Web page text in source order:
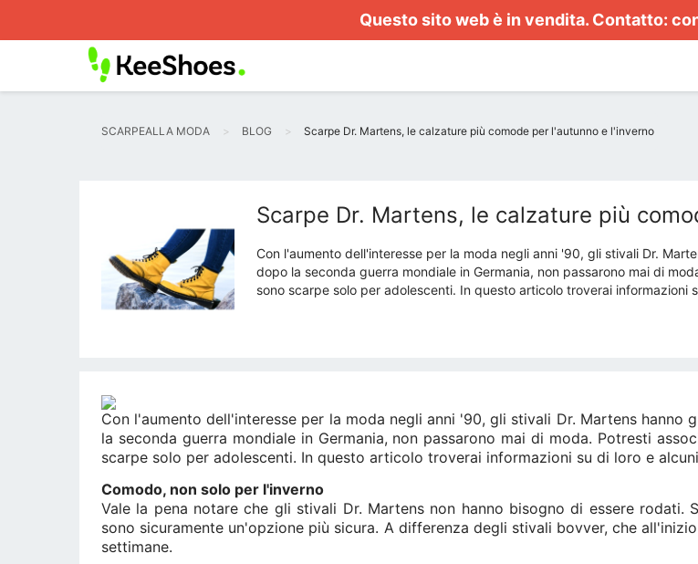
Questo sito web è in vendita. Contatto:
SCARPEALLA MODA BLOG Scarpe Dr. Martens, le calzature più comode per l'autunno e l'inverno
Scarpe Dr. Martens, le calzature più
Con l'aumento dell'interesse per la moda negli anni '90, gli stivali Dr.
dopo la seconda guerra mondiale in Germania, non passarono mai di
sono scarpe solo per adolescenti. In questo articolo troverai informazioni
Con l'aumento dell'interesse per la moda negli anni '90, gli stivali Dr. Martens
la seconda guerra mondiale in Germania, non passarono mai di moda. Potresti
scarpe solo per adolescenti. In questo articolo troverai informazioni su di loro e
Comodo, non solo per l'inverno
Vale la pena notare che gli stivali Dr. Martens non hanno bisogno di essere
sono sicuramente un'opzione più sicura. A differenza degli stivali bovver, che
settimane.